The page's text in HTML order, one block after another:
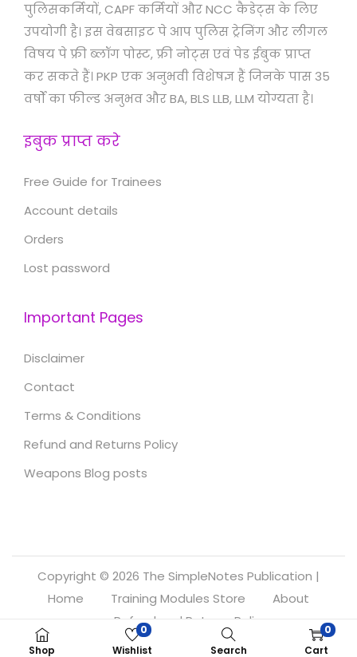
Shop
0
Wishlist
Search
0
Cart
पुलिसकर्मियों, CAPF कर्मियों और NCC कैडेट्स के लिए
उपयोगी है। इस वेबसाइट पे आप पुलिस ट्रेनिंग और लीगल
विषय पे फ्री ब्लॉग पोस्ट, फ्री नोट्स एवं पेड ईबुक प्राप्त
कर सकते हैं। PKP एक अनुभवी विशेषज्ञ हैं जिनके पास 35
वर्षों का फील्ड अनुभव और BA, BLS LLB, LLM योग्यता है।
इबुक प्राप्त करे
Free Guide for Trainees
Account details
Orders
Lost password
Important Pages
Disclaimer
Contact
Terms & Conditions
Refund and Returns Policy
Weapons Blog posts
Copyright © 2026 The SimpleNotes Publication |
Home
Training Modules Store
About
Refund and Returns Policy